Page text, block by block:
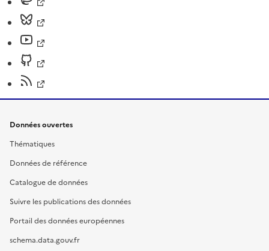
Données ouvertes
Thématiques
Données de référence
Catalogue de données
Suivre les publications des données
Portail des données européennes
schema.data.gouv.fr